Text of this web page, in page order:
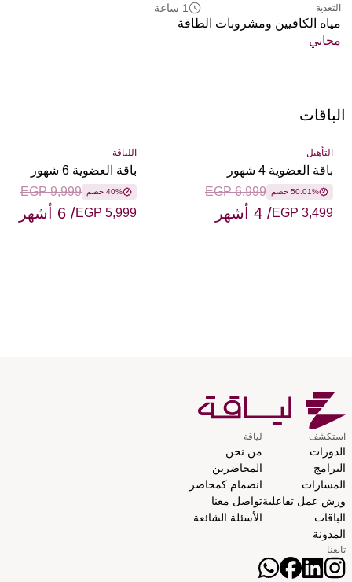
التغذية 1 ساعة
مياه الكافيين ومشروبات الطاقة
مجاني
الباقات
التأهيل
باقة العضوية 4 شهور
50.01% خصم
EGP 6,999
EGP 3,499/ 4 أشهر
اللياقة
باقة العضوية 6 شهور
40% خصم
EGP 9,999
EGP 5,999/ 6 أشهر
استكشف
الدورات
البرامج
المسارات
ورش عمل تفاعلية
الباقات
المدونة
لياقة
من نحن
المحاضرين
انضمام كمحاضر
تواصل معنا
الأسئلة الشائعة
تابعنا